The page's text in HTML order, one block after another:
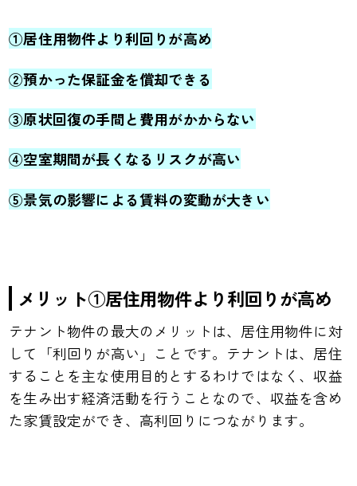
①居住用物件より利回りが高め
②預かった保証金を償却できる
③原状回復の手間と費用がかからない
④空室期間が長くなるリスクが高い
⑤景気の影響による賃料の変動が大きい
メリット①居住用物件より利回りが高め
テナント物件の最大のメリットは、居住用物件に対
して「利回りが高い」ことです。テナントは、居住
することを主な使用目的とするわけではなく、収益
を生み出す経済活動を行うことなので、収益を含め
た家賃設定ができ、高利回りにつながります。